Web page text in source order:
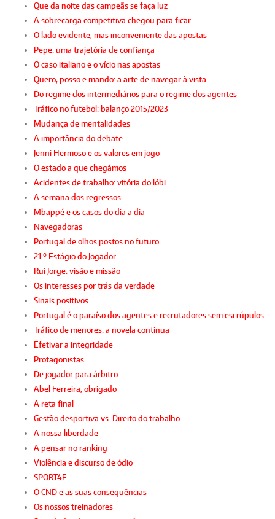
Que da noite das campeãs se faça luz
A sobrecarga competitiva chegou para ficar
O lado evidente, mas inconveniente das apostas
Pepe: uma trajetória de confiança
O caso italiano e o vício nas apostas
Quero, posso e mando: a arte de navegar à vista
Do regime dos intermediários para o regime dos agentes
Tráfico no futebol: balanço 2015/2023
Mudança de mentalidades
A importância do debate
Jenni Hermoso e os valores em jogo
O estado a que chegámos
Acidentes de trabalho: vitória do lóbi
A semana dos regressos
Mbappé e os casos do dia a dia
Navegadoras
Portugal de olhos postos no futuro
21.º Estágio do Jogador
Rui Jorge: visão e missão
Os interesses por trás da verdade
Sinais positivos
Portugal é o paraíso dos agentes e recrutadores sem escrúpulos
Tráfico de menores: a novela continua
Efetivar a integridade
Protagonistas
De jogador para árbitro
Abel Ferreira, obrigado
A reta final
Gestão desportiva vs. Direito do trabalho
A nossa liberdade
A pensar no ranking
Violência e discurso de ódio
SPORT4E
O CND e as suas consequências
Os nossos treinadores